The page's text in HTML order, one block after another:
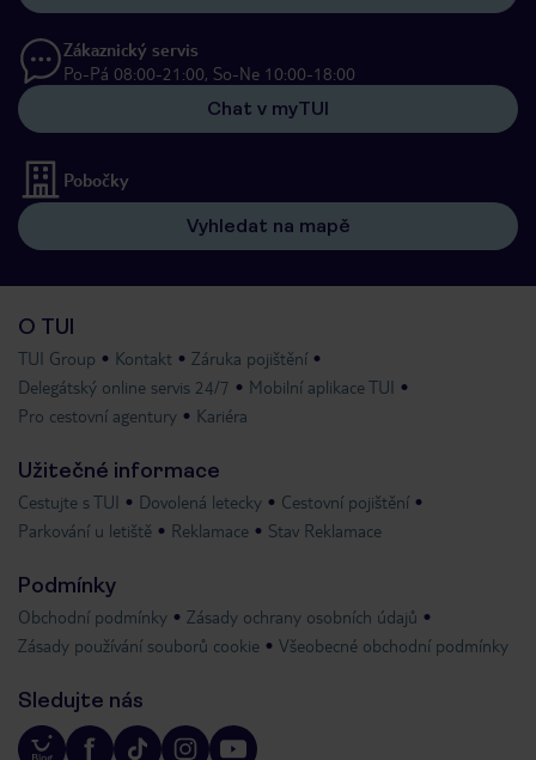
Zákaznický servis
Po-Pá 08:00-21:00, So-Ne 10:00-18:00
Chat v myTUI
Pobočky
Vyhledat na mapě
O TUI
TUI Group Kontakt
Záruka pojištění
Delegátský online servis 24/7
Mobilní aplikace TUI
Pro cestovní agentury
Kariéra
Užitečné informace
Cestujte s TUI Dovolená letecky
Cestovní pojištění
Parkování u letiště
Reklamace Stav Reklamace
Podmínky
Obchodní podmínky
Zásady ochrany osobních údajů
Zásady používání souborů cookie
Všeobecné obchodní podmínky
Sledujte nás